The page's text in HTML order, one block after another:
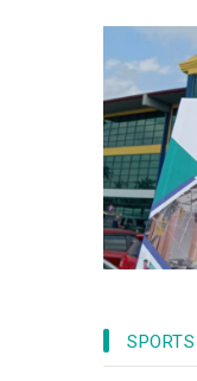
SPORTS
-Akademia
Profesor Adjung